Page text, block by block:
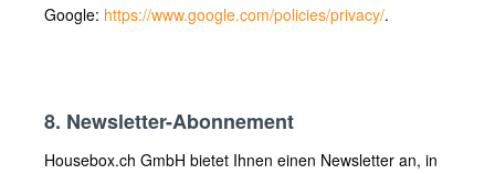
Google: https://www.google.com/policies/privacy/.
8. Newsletter-Abonnement
Housebox.ch GmbH bietet Ihnen einen Newsletter an, in